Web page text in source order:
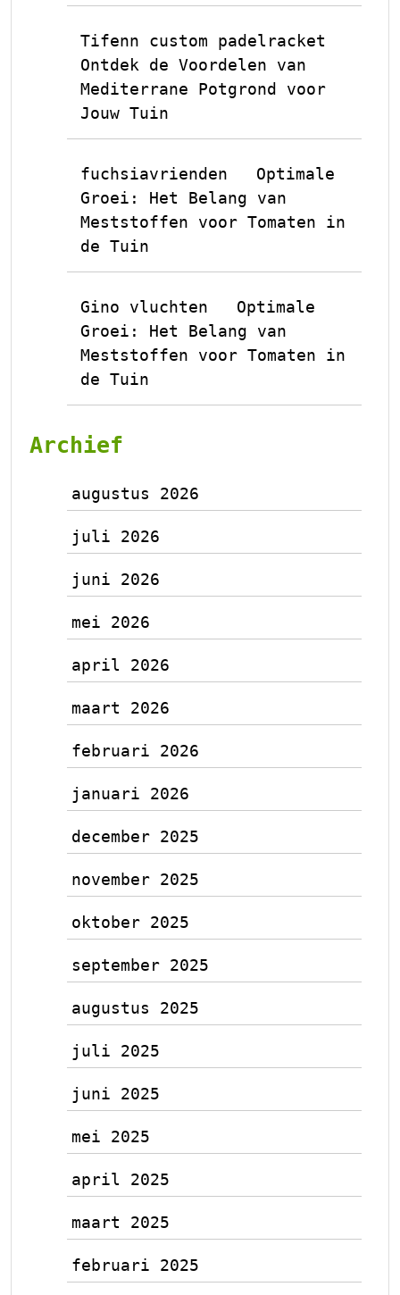
Tifenn custom padelracket
Ontdek de Voordelen van
Mediterrane Potgrond voor
Jouw Tuin
fuchsiavrienden
Optimale
Groei: Het Belang van
Meststoffen voor Tomaten in
de Tuin
Gino vluchten
Optimale
Groei: Het Belang van
Meststoffen voor Tomaten in
de Tuin
Archief
augustus 2026
juli 2026
juni 2026
mei 2026
april 2026
maart 2026
februari 2026
januari 2026
december 2025
november 2025
oktober 2025
september 2025
augustus 2025
juli 2025
juni 2025
mei 2025
april 2025
maart 2025
februari 2025